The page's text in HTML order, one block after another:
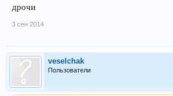
дрочи
3 сен 2014
veselchak
Пользователи